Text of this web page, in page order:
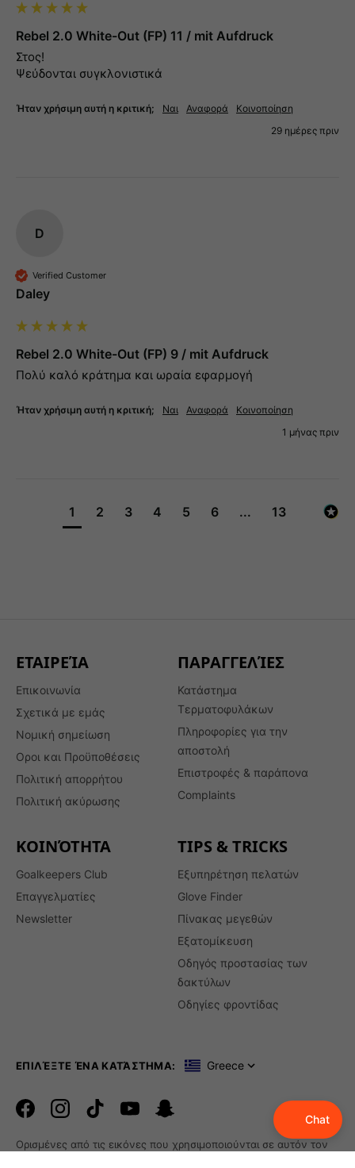
Rebel 2.0 White-Out (FP) 11 / mit Aufdruck
Στος!
Ψεύδονται συγκλονιστικά
Ήταν χρήσιμη αυτή η κριτική; Ναι Αναφορά
Κοινοποίηση
29 ημέρες πριν
D
Verified Customer
Daley
Rebel 2.0 White-Out (FP) 9 / mit Aufdruck
Πολύ καλό κράτημα και ωραία εφαρμογή
Ήταν χρήσιμη αυτή η κριτική; Ναι Αναφορά
Κοινοποίηση
1 μήνας πριν
1 2 3 4 5 6 ... 13
ΕΤΑΙΡΕΊΑ
Επικοινωνία
Σχετικά με εμάς
Νομική σημείωση
Oροι και Προϋποθέσεις
Πολιτική απορρήτου
Πολιτική ακύρωσης
ΠΑΡΑΓΓΕΛΊΕΣ
Κατάστημα
Τερματοφυλάκων
Πληροφορίες για την
αποστολή
Επιστροφές & παράπονα
Complaints
ΚΟΙΝΌΤΗΤΑ
Goalkeepers Club
Επαγγελματίες
Newsletter
TIPS & TRICKS
Εξυπηρέτηση πελατών
Glove Finder
Πίνακας μεγεθών
Εξατομίκευση
Οδηγός προστασίας των
δακτύλων
Οδηγίες φροντίδας
ΕΠΙΛΈΞΤΕ ΈΝΑ ΚΑΤΆΣΤΗΜΑ: Greece
Ορισμένες από τις εικόνες που χρησιμοποιούνται σε αυτόν τον
Chat